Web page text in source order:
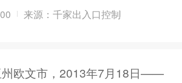
来源：千家出入口控制
州欧文市，2013年7月18日——